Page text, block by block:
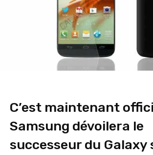
C’est maintenant
Samsung dévoilera le
successeur du Galaxy